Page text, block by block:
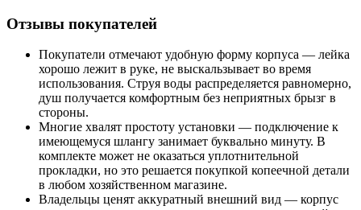
Отзывы покупателей
Покупатели отмечают удобную форму корпуса — лейка
хорошо лежит в руке, не выскальзывает во время
использования. Струя воды распределяется равномерно,
душ получается комфортным без неприятных брызг в
стороны.
Многие хвалят простоту установки — подключение к
имеющемуся шлангу занимает буквально минуту. В
комплекте может не оказаться уплотнительной
прокладки, но это решается покупкой копеечной детали
в любом хозяйственном магазине.
Владельцы ценят аккуратный внешний вид — корпус